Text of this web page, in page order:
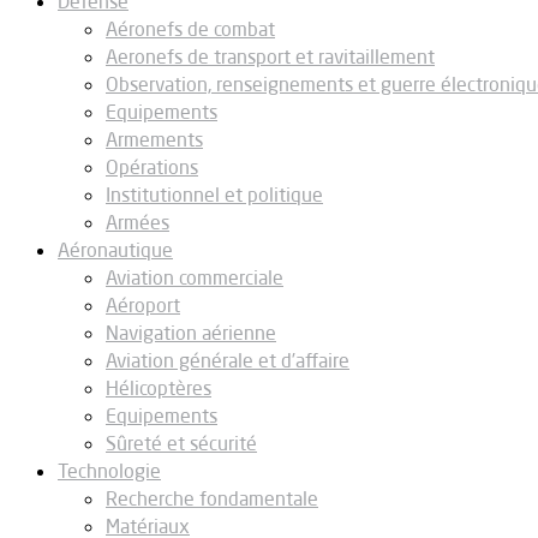
Aéronefs de combat
Aeronefs de transport et ravitaillement
Observation, renseignements et guerre
Equipements
Armements
Opérations
Institutionnel et politique
Armées
Aéronautique
Aviation commerciale
Aéroport
Navigation aérienne
Aviation générale et d’affaire
Hélicoptères
Equipements
Sûreté et sécurité
Technologie
Recherche fondamentale
Matériaux